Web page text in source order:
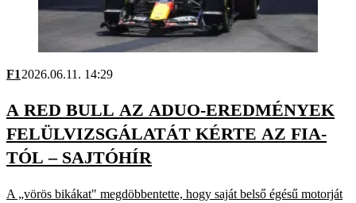
F1 2026.06.11. 14:29
A RED BULL AZ ADUO-EREDMÉNYEK
FELÜLVIZSGÁLATÁT KÉRTE AZ FIA-
TÓL – SAJTÓHÍR
A „vörös bikákat" megdöbbentette, hogy saját belső égésű motorját